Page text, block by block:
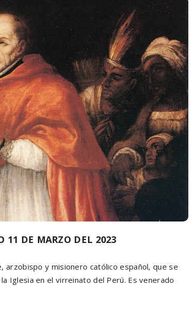
11 DE MARZO DEL 2023
y misionero católico español, que se
Iglesia en el virreinato del Perú. Es venerado